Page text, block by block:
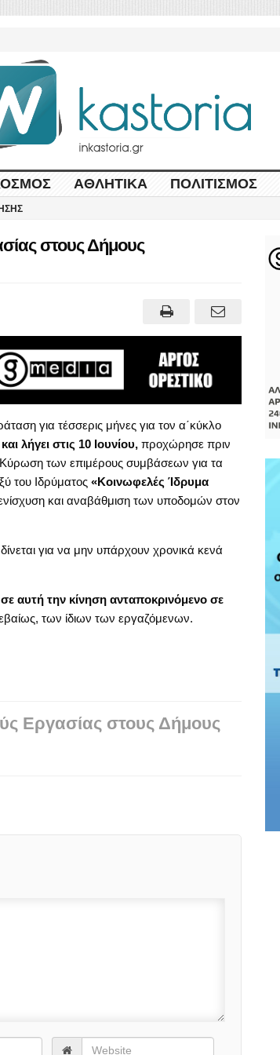
ΑΘΛΗΤΙΚΆ ΠΟΛΙΤΙΣΜΌΣ
στους Δήμους
για τέσσερις μήνες για τον α΄κύκλο
λήγει στις 10 Ιουνίου,προχώρησε πριν
των επιμέρους συμβάσεων για τα
του Ιδρύματος «Κοινωφελές Ίδρυμα
και αναβάθμιση των υποδομών στον
για να μην υπάρχουν χρονικά κενά
αυτή την κίνηση ανταποκρινόμενο σε
των ίδιων των εργαζόμενων.
Εργασίας στους Δήμους